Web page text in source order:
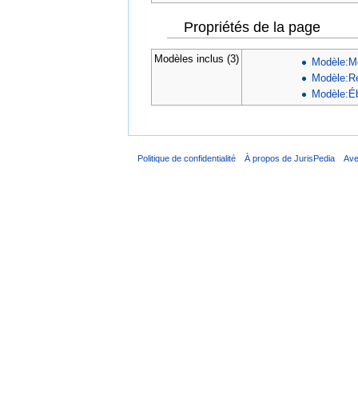
Propriétés de la page
Modèles inclus (3)
Politique de confidentialité À propos de JurisPedia